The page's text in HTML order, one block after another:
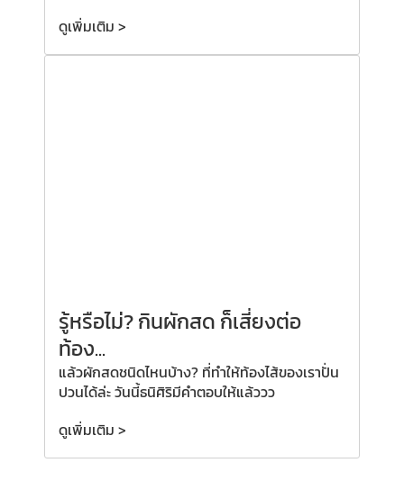
ดูเพิ่มเติม >
รู้หรือไม่? กินผักสด ก็เสี่ยงต่อ
ท้อง...
แล้วผักสดชนิดไหนบ้าง? ที่ทำให้ท้องไส้ของเราปั่น
ปวนได้ล่ะ วันนี้ธนิศิริมีคำตอบให้แล้ววว
ดูเพิ่มเติม >